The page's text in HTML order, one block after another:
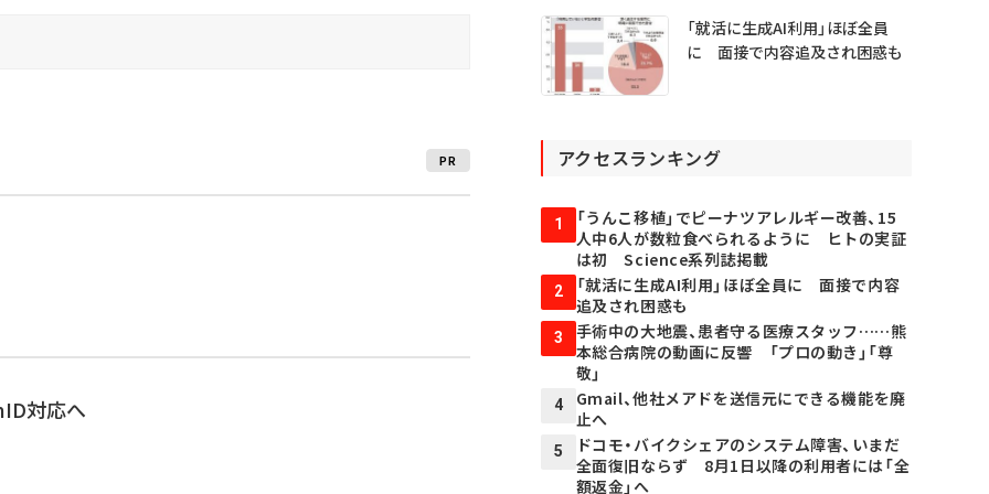
PR
対応へ
「就活に生成AI利用」ほぼ全員
に 面接で内容追及され困惑も
アクセスランキング
1
「うんこ移植」でピーナツアレルギー改善、15
人中6人が数粒食べられるように ヒトの実証
は初 Science系列誌掲載
2
「就活に生成AI利用」ほぼ全員に 面接で内容
追及され困惑も
3
手術中の大地震、患者守る医療スタッフ……熊
本総合病院の動画に反響 「プロの動き」「尊
敬」
4
Gmail、他社メアドを送信元にできる機能を廃
止へ
5
ドコモ・バイクシェアのシステム障害、いまだ
全面復旧ならず 8月1日以降の利用者には「全
額返金」へ